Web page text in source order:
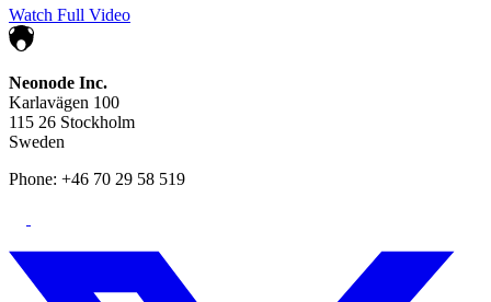
Watch Full Video
Neonode Inc.
Karlavägen 100
115 26 Stockholm
Sweden
Phone: +46 70 29 58 519